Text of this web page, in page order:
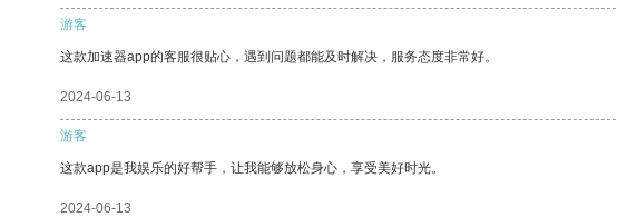
游客
这款加速器app的客服很贴心，遇到问题都能及时解决，服务态度非常好。
2024-06-13
游客
这款app是我娱乐的好帮手，让我能够放松身心，享受美好时光。
2024-06-13